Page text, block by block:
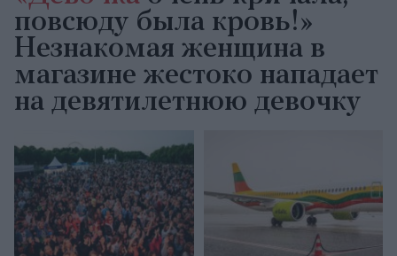
повсюду была кровь!»
Незнакомая женщина в
магазине жестоко нападает
на девятилетнюю девочку